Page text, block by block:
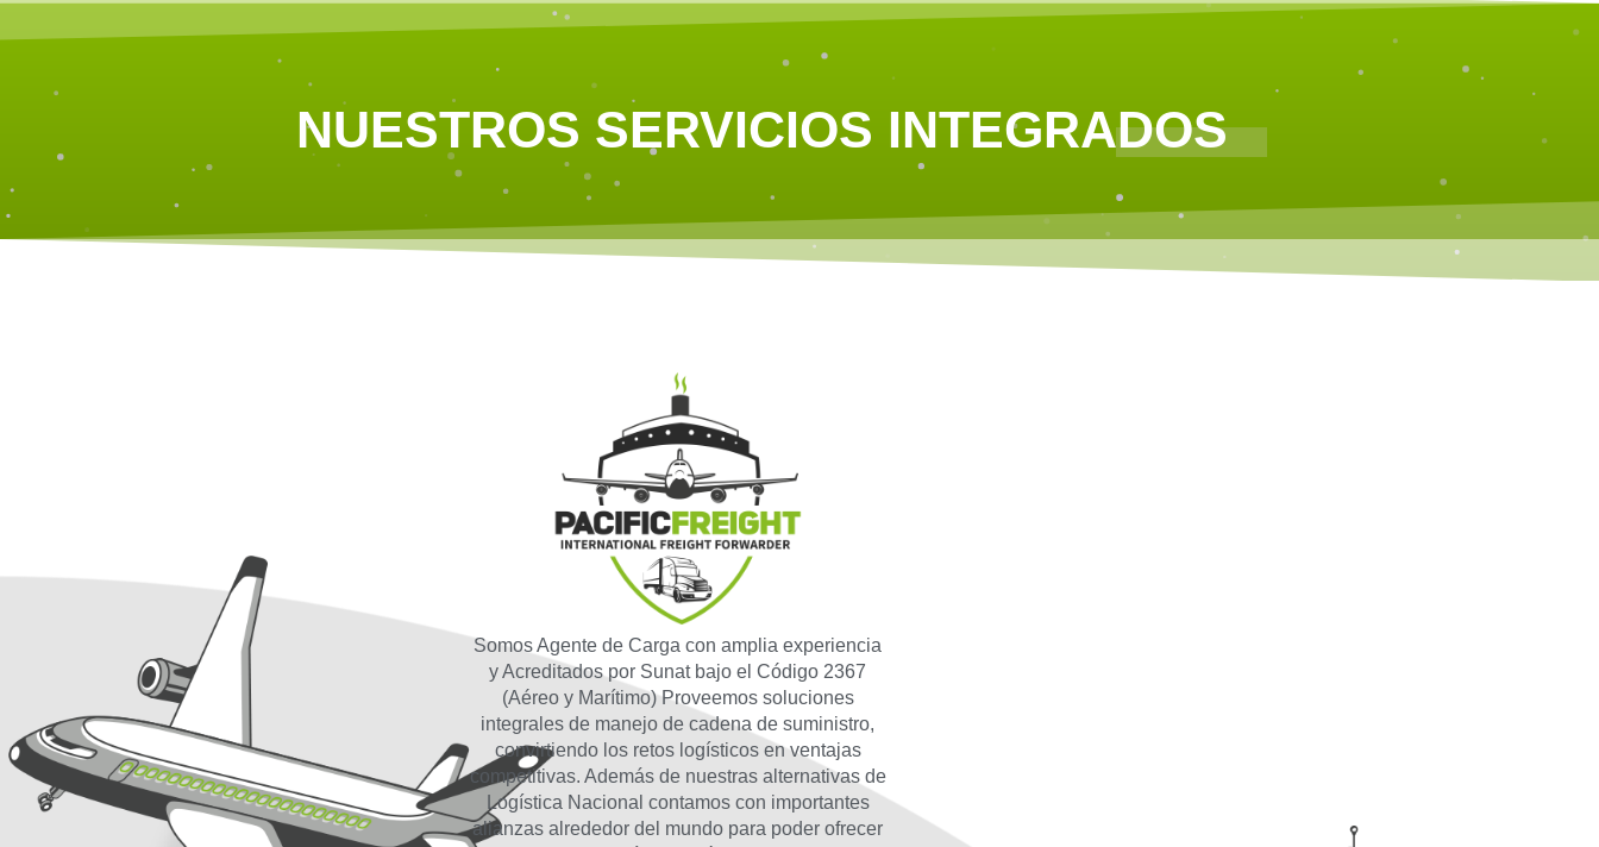
NUESTROS SERVICIOS INTEGRADOS
Somos Agente de Carga con amplia experiencia
y Acreditados por Sunat bajo el Código 2367
(Aéreo y Marítimo) Proveemos soluciones
integrales de manejo de cadena de suministro,
convirtiendo los retos logísticos en ventajas
competitivas. Además de nuestras alternativas de
Logística Nacional contamos con importantes
alianzas alrededor del mundo para poder ofrecer